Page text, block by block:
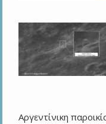
Αργεντίνικη